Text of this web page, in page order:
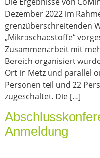
Dezember 2022 im
grenzüberschreitenden
„Mikroschadstoffe“
Zusammenarbeit mit
Bereich organisiert
Ort in Metz und parallel
Personen teil und 22
zugeschaltet. Die […]
Anmeldung